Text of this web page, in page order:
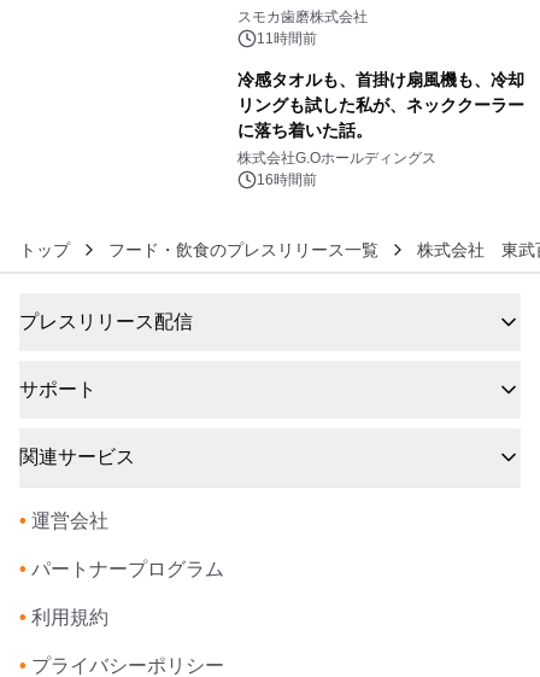
始！
スモカ歯磨株式会社
11時間前
冷感タオルも、首掛け扇風機も、冷却
リングも試した私が、ネッククーラー
に落ち着いた話。
株式会社G.Oホールディングス
16時間前
トップ フード・飲食のプレスリリース一覧 株式会社 東武
プレスリリース配信
サポート
関連サービス
• 運営会社
• パートナープログラム
• 利用規約
• プライバシーポリシー